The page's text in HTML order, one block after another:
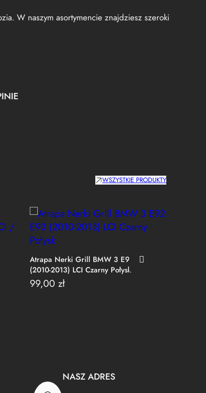
W naszym asortymencie znajdziesz szeroki
WSZYSTKIE PRODUKTY
Atrapa Nerki Grill BMW 3 E92 E93
(2010-2013) LCI Czarny Połysk
99,00 zł
NASZ ADRES